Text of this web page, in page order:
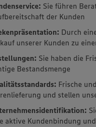
Sie führen
der Kunden
Durch
unserer Kunden zu
Sie haben die
Bestandsmenge
Frische
und stellen
aktive Kundenbindung